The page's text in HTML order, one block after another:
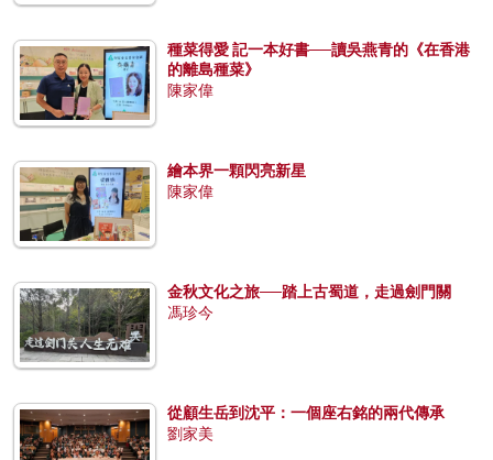
種菜得愛 記一本好書──讀吳燕青的《在香港
的離島種菜》
陳家偉
繪本界一顆閃亮新星
陳家偉
金秋文化之旅──踏上古蜀道，走過劍門關
馮珍今
從顧生岳到沈平：一個座右銘的兩代傳承
劉家美